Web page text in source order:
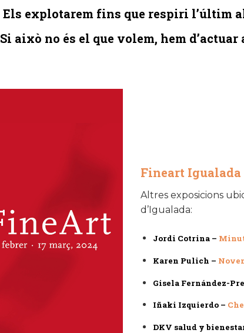
Els explotarem fins que respiri l’últim
Si això no és el que volem, hem d’actuar
Fineart Igualada
Altres exposicions
d’Igualada:
Jordi Cotrina – Minut
Karen Pulich –
Gisela Fernández-
Iñaki Izquierdo –
DKV salud y